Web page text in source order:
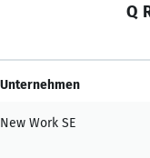
Q
Unternehmen
New Work SE